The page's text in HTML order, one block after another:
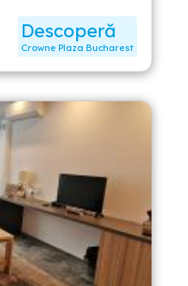
Descoperă
Crowne Plaza Bucharest